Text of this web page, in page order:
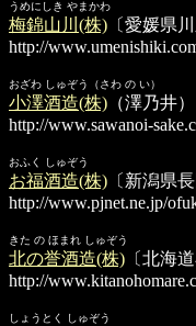
うめにしき やまかわ
梅錦山川(株) 〔愛媛県
http://
おざわ しゅぞう（さわ の い）
小澤酒造(株) （澤乃井
http://www.sawanoi-
おふく しゅぞう
お福酒造(株) 〔新潟県
http://www.pjnet.ne.jp/
きた の ほまれ しゅぞう
北の誉酒造(株) 〔北海
http://
しょうとく しゅぞう